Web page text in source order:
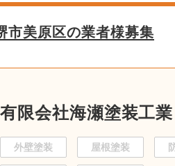
市美原区の業者様募集
有限会社海瀬塗装工業
外壁塗装 屋根塗装